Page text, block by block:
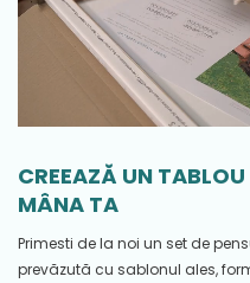
CREEAZĂ UN
MÂNA TA
Primesti de la noi un set de
prevăzută cu sablonul ales,